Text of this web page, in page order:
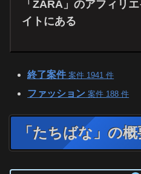
「ZARA」のアフィリ
イトにある
終了案件 案件 1941 件
ファッション 案件 188 件
「たちばな」の